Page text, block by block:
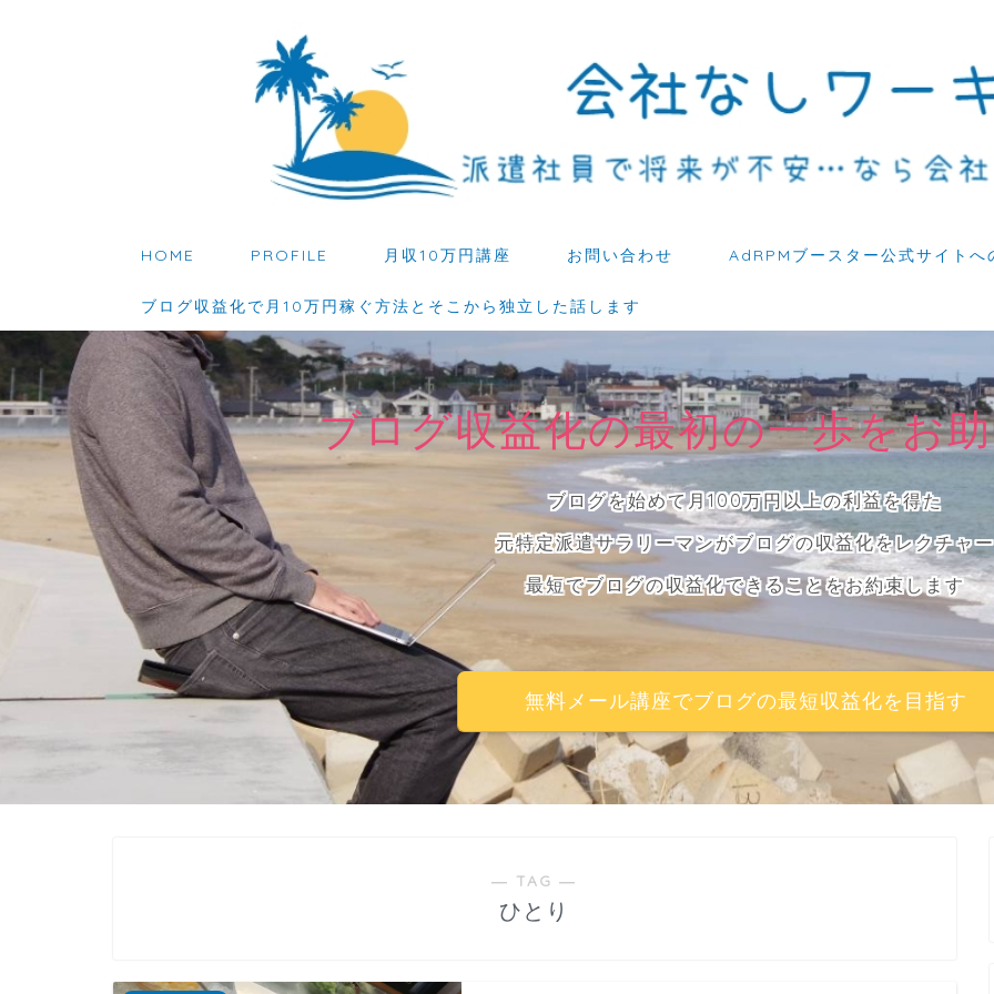
HOME PROFILE 月収10万円講座 お問い合わせ AdRPMブースター公式サイトへ
ブログ収益化で月10万円稼ぐ方法とそこから独立した話します
ブログ収益化の最初の一歩をお
ブログを始めて月100万円以上の利益を得た
元特定派遣サラリーマンがブログの収益化をレクチャー
最短でブログの収益化できることをお約束します
無料メール講座でブログの最短収益化を目指す
― TAG ―
ひとり